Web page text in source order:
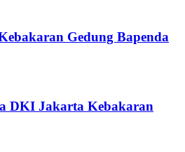
Gedung Bapenda
DKI Jakarta Kebakaran